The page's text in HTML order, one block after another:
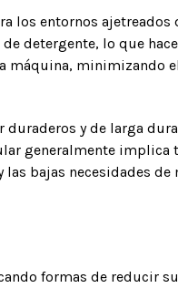
los entornos
detergente, lo que
máquina, minimizando
y de larga
generalmente implica
bajas necesidades
formas de reducir